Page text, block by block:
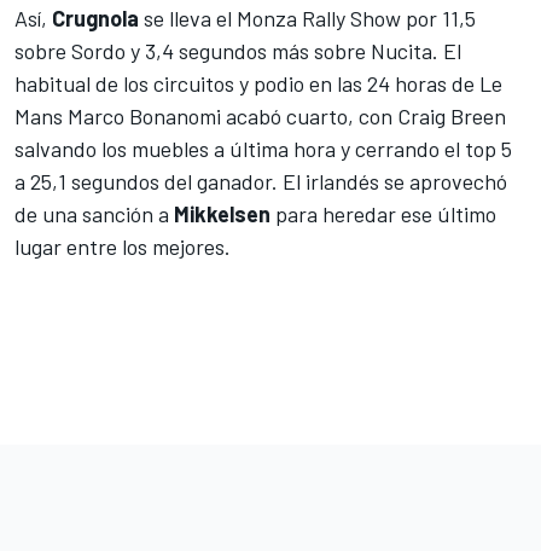
Así, Crugnola se lleva el Monza Rally Show por 11,5
sobre Sordo y 3,4 segundos más sobre Nucita. El
habitual de los circuitos y podio en las 24 horas de Le
Mans Marco Bonanomi acabó cuarto, con Craig Breen
salvando los muebles a última hora y cerrando el top 5
a 25,1 segundos del ganador. El irlandés se aprovechó
de una sanción a Mikkelsen para heredar ese último
lugar entre los mejores.